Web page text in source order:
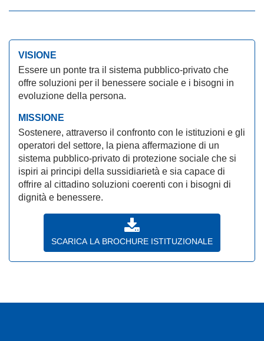
VISIONE
Essere un ponte tra il sistema pubblico-privato che
offre soluzioni per il benessere sociale e i bisogni in
evoluzione della persona.
MISSIONE
Sostenere, attraverso il confronto con le istituzioni e gli
operatori del settore, la piena affermazione di un
sistema pubblico-privato di protezione sociale che si
ispiri ai principi della sussidiarietà e sia capace di
offrire al cittadino soluzioni coerenti con i bisogni di
dignità e benessere.
SCARICA LA BROCHURE ISTITUZIONALE